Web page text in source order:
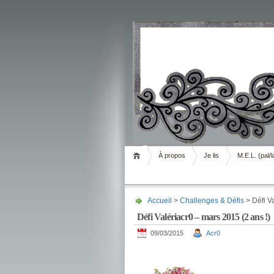
Livrement
À propos Je lis M.E.L. (pal/
Accueil > Challenges & Défis > Défi
Défi Valériacr0 – mars 2015 (2 ans !)
09/03/2015 Acr0